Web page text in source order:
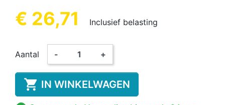
€ 26,71 Inclusief belasting
Aantal - +
 IN WINKELWAGEN